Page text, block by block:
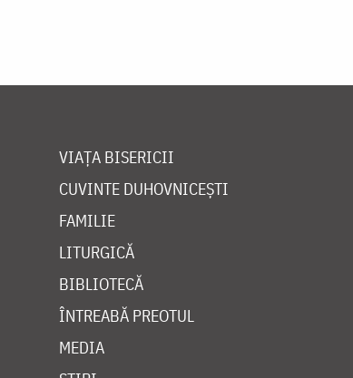
VIAȚA BISERICII
CUVINTE DUHOVNICEȘTI
FAMILIE
LITURGICĂ
BIBLIOTECĂ
ÎNTREABĂ PREOTUL
MEDIA